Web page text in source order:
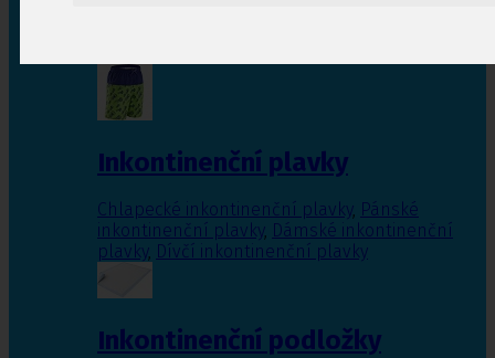
Inkontinenční plavky
Chlapecké inkontinenční plavky, Pánské
inkontinenční plavky, Dámské inkontinenční
plavky, Dívčí inkontinenční plavky
Inkontinenční podložky